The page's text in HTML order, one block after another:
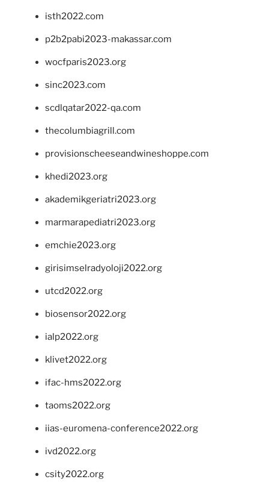
isth2022.com
p2b2pabi2023-makassar.com
wocfparis2023.org
sinc2023.com
scdlqatar2022-qa.com
thecolumbiagrill.com
provisionscheeseandwineshoppe.com
khedi2023.org
akademikgeriatri2023.org
marmarapediatri2023.org
emchie2023.org
girisimselradyoloji2022.org
utcd2022.org
biosensor2022.org
ialp2022.org
klivet2022.org
ifac-hms2022.org
taoms2022.org
iias-euromena-conference2022.org
ivd2022.org
csity2022.org